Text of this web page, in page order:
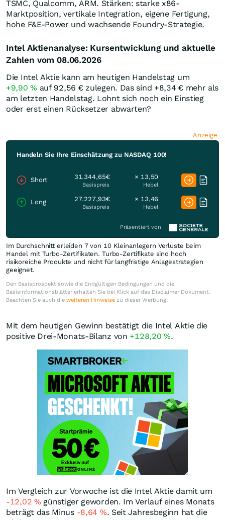
TSMC, Qualcomm, ARM. Stärken: starke x86-
Marktposition, vertikale Integration, eigene Fertigung,
hohe F&E-Power und wachsende Foundry-Strategie.
Intel Aktienanalyse: Kursentwicklung und aktuelle
Zahlen vom 08.06.2026
Die Intel Aktie kann am heutigen Handelstag um
+9,90% auf 92,56 €zulegen. Das sind +8,34€mehr als
am letzten Handelstag. Lohnt sich noch ein Einstieg
oder erst einen Rücksetzer abwarten?
Anzeige
Handeln Sie Ihre Einschätzung zu NASDAQ 100!
Short 31.344,65€
Basispreis
× 13,50
Hebel
Long 27.227,93€
Basispreis
× 13,46
Hebel
Präsentiert von
Im Durchschnitt erleiden 7 von 10 Kleinanlegern Verluste beim
Handel mit Turbo-Zertifikaten. Turbo-Zertifikate sind hoch
risikoreiche Produkte und nicht für langfristige Anlagestrategien
geeignet.
Den Basisprospekt sowie die Endgültigen Bedingungen und die
Basisinformationsblätter erhalten Sie bei Klick auf das Disclaimer Dokument.
Beachten Sie auch die weiteren Hinweise zu dieser Werbung.
Mit dem heutigen Gewinn bestätigt die Intel Aktie die
positive Drei-Monats-Bilanz von +128,20%.
Im Vergleich zur Vorwoche ist die Intel Aktie damit um
-12,02 % günstiger geworden. Im Verlauf eines Monats
beträgt das Minus -8,64 %. Seit Jahresbeginn hat die